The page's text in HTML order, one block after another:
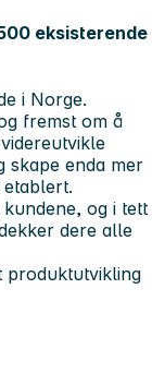
eksisterende
i Norge.
fremst om å
skape enda mer
og i tett
dere alle
produktutvikling